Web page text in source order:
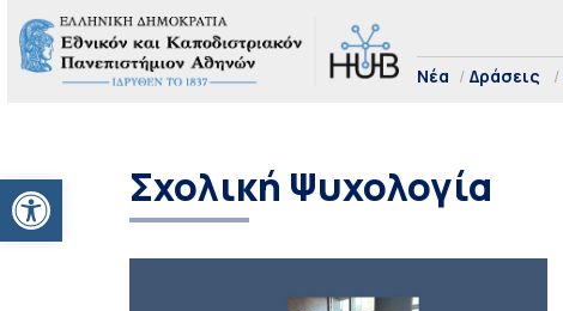
Ανοίξτε τη γραμμή εργαλείων
Νέα Δράσεις
Σχολική Ψυχολογία